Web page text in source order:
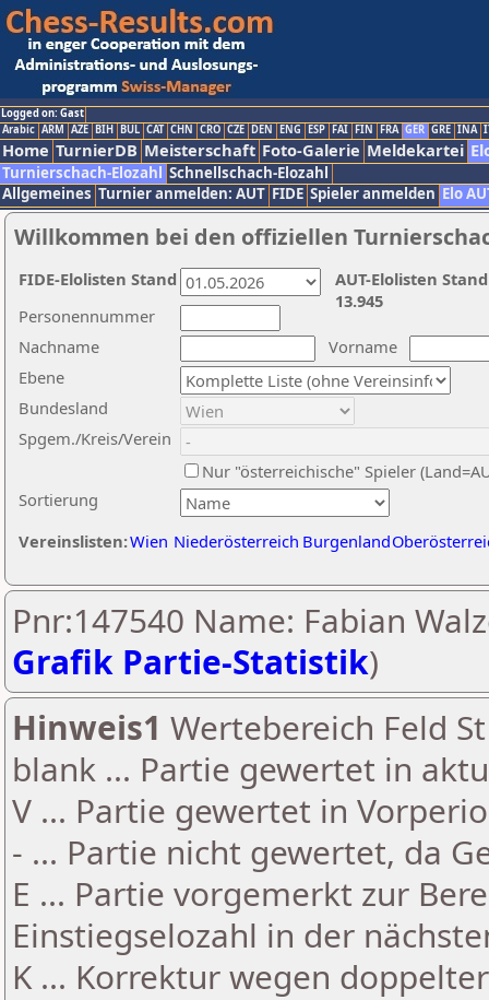
Logged on: Gast
Arabic ARM AZE BIH BUL CAT CHN CRO CZE DEN ENG ESP FAI FIN FRA GER GRE INA
Home TurnierDB Meisterschaft Foto-Galerie Meldekartei
Turnierschach-Elozahl Schnellschach-Elozahl
Allgemeines Turnier anmelden: AUT FIDE Spieler anmelden Elo
Willkommen bei den offiziellen
Nachname
Vorname
Ebene
Sortierung
Personennummer
Bundesland
Spgem./Kreis/Verein
Nur "österreichische" Spieler
Vereinslisten:Wien Niederösterreich Burgenland
AUT-Elolisten
13.945
FIDE-Elolisten Stand
Pnr:147540 Name: Fabian
Grafik Partie-Statistik)
Hinweis1 Wertebereich Feld
blank ... Partie gewertet in
V ... Partie gewertet in
- ... Partie nicht gewertet, da
E ... Partie vorgemerkt zur
Einstiegselozahl in der
K ... Korrektur wegen